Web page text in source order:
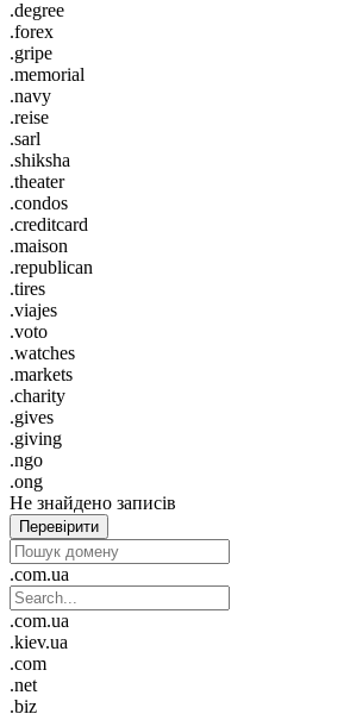
.degree
.forex
.gripe
.memorial
.navy
.reise
.sarl
.shiksha
.theater
.condos
.creditcard
.maison
.republican
.tires
.viajes
.voto
.watches
.markets
.charity
.gives
.giving
.ngo
.ong
Не знайдено записів
Перевірити
.com.ua
.com.ua
.kiev.ua
.com
.net
.biz